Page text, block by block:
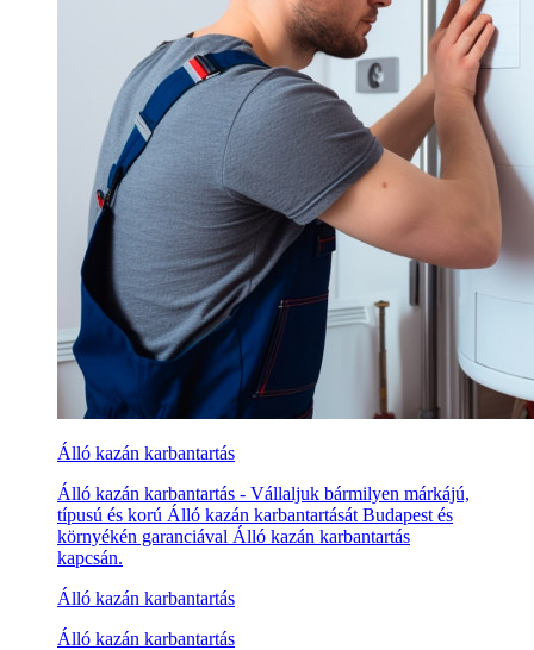
Álló kazán karbantartás
Álló kazán karbantartás - Vállaljuk bármilyen márkájú,
típusú és korú Álló kazán karbantartását Budapest és
környékén garanciával Álló kazán karbantartás
kapcsán.
Álló kazán karbantartás
Álló kazán karbantartás